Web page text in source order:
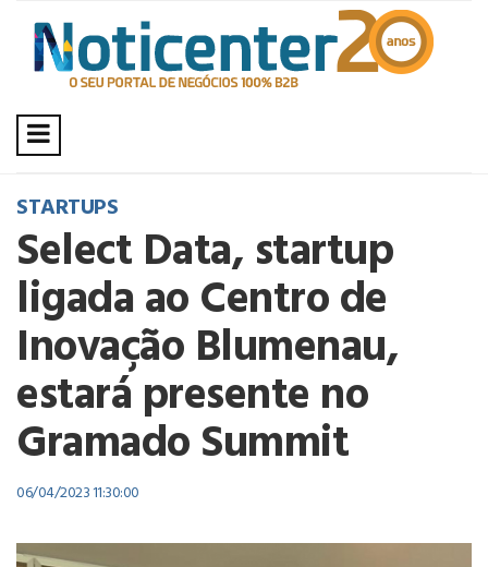
STARTUPS
Select Data, startup
ligada ao Centro de
Inovação Blumenau,
estará presente no
Gramado Summit
06/04/2023 11:30:00